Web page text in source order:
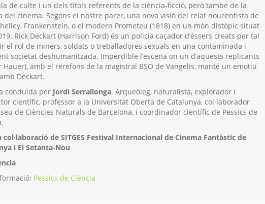
de culte i un dels títols referents de la ciència-ficció, però també de la
del cinema. Segons el nostre parer, una nova visió del relat noucentista de
Frankenstein, o el modern Prometeu (1818) en un món distòpic situat
Rick Deckart (Harrison Ford) és un policia caçador d’éssers creats per tal
el rol de miners, soldats o treballadores sexuals en una contaminada i
societat deshumanitzada. Imperdible l’escena on un d’aquests replicants
Hauer), amb el rerefons de la magistral BSO de Vangelis, manté un emotiu
Deckart.
conduïda per Jordi Serrallonga. Arqueòleg, naturalista, explorador i
científic, professor a la Universitat Oberta de Catalunya, col·laborador
de Ciències Naturals de Barcelona, i coordinador científic de Pessics de
col·laboració de SITGES Festival Internacional de Cinema Fantàstic de
i El Setanta-Nou
Pessics de Ciència